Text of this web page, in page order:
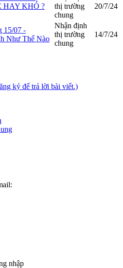
HAY KHÓ ?
thị trường
chung
20/7/24
15/07 -
Như Thế Nào
Nhận định
thị trường
chung
14/7/24
ký để trả lời bài viết.)
nhập